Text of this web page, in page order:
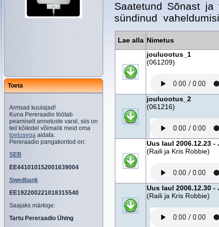
Toeta
Armsad kuulajad!
Kuna Pereraadio töötab
peamiselt annetuste varal, siis on
teil kõikidel võimalik meid oma
toetusega aidata.
Pereraadio pangakontod on:
SEB
EE441010152001639004
Swedbank
EE192200221018315540
Saajaks märkige:
Tartu Pereraadio Ühing
Saatetund Sõnast
sündinud
Lae alla Nimetus
jouluootus_1
(061209)
jouluootus_2
(061216)
Uus laul 2006.12.23 -
(Raili ja Kris Robbie)
Uus laul 2006.12.30
(Raili ja Kris Robbie)